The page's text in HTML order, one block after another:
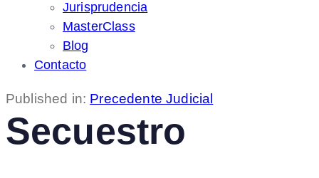
Jurisprudencia
MasterClass
Blog
Contacto
Published in: Precedente Judicial
Secuestro